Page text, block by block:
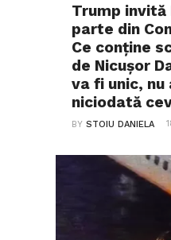
Trump invită
parte din
Ce conține
de Nicușor
va fi unic,
niciodată
BYSTOIU DANIELA